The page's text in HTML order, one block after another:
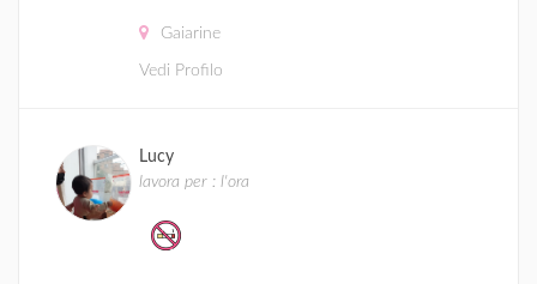
Gaiarine
Vedi Profilo
Lucy
lavora per : l'ora